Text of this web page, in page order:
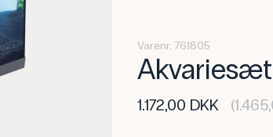
Varenr. 761805
1.172,00 DKK